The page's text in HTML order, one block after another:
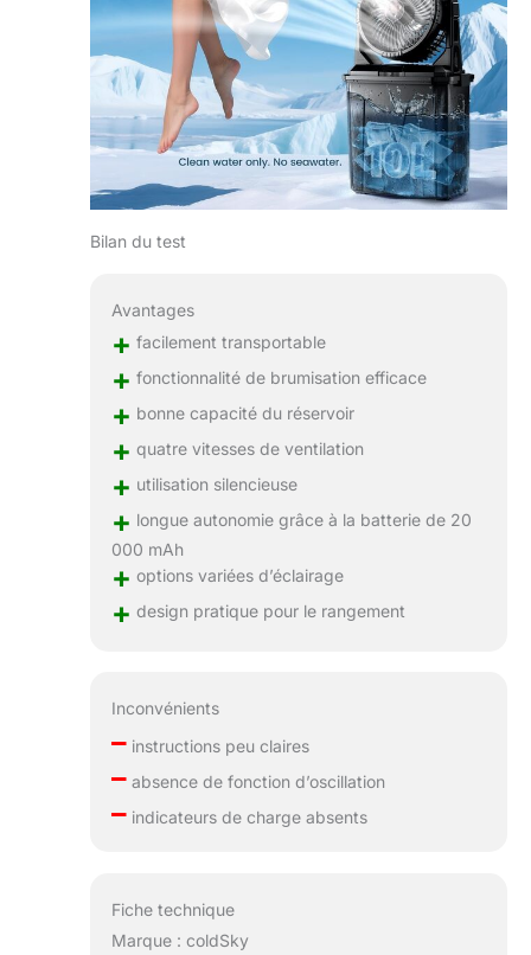
Bilan du test
Avantages
+ facilement transportable
+ fonctionnalité de brumisation efficace
+ bonne capacité du réservoir
+ quatre vitesses de ventilation
+ utilisation silencieuse
+ longue autonomie grâce à la batterie de 20
000 mAh
+ options variées d’éclairage
+ design pratique pour le rangement
Inconvénients
–instructions peu claires
–absence de fonction d’oscillation
–indicateurs de charge absents
Fiche technique
Marque : coldSky